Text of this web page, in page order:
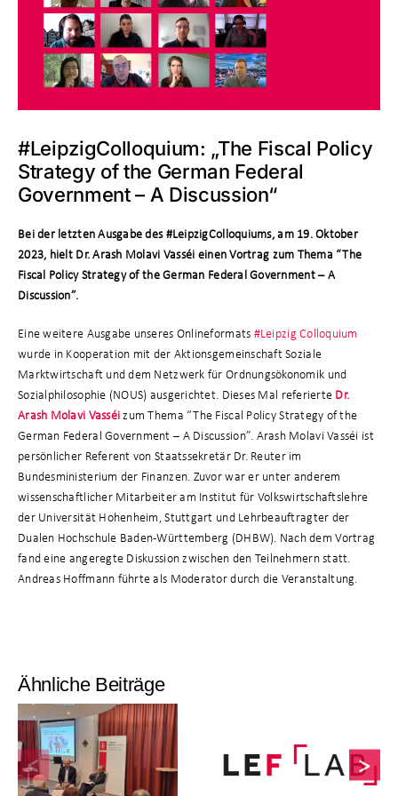
#LeipzigColloquium: „The Fiscal Policy
Strategy of the German Federal
Government – A Discussion“
Bei der letzten Ausgabe des #LeipzigColloquiums, am 19. Oktober
2023, hielt Dr. Arash Molavi Vasséi einen Vortrag zum Thema “The
Fiscal Policy Strategy of the German Federal Government – A
Discussion”.
Eine weitere Ausgabe unseres Onlineformats #Leipzig Colloquium
wurde in Kooperation mit der Aktionsgemeinschaft Soziale
Marktwirtschaft und dem Netzwerk für Ordnungsökonomik und
Sozialphilosophie (NOUS) ausgerichtet. Dieses Mal referierte Dr.
Arash Molavi Vasséizum Thema “The Fiscal Policy Strategy of the
German Federal Government – A Discussion”. Arash Molavi Vasséi ist
persönlicher Referent von Staatssekretär Dr. Reuter im
Bundesministerium der Finanzen. Zuvor war er unter anderem
wissenschaftlicher Mitarbeiter am Institut für Volkswirtschaftslehre
der Universität Hohenheim, Stuttgart und Lehrbeauftragter der
Dualen Hochschule Baden-Württemberg (DHBW). Nach dem Vortrag
fand eine angeregte Diskussion zwischen den Teilnehmern statt.
Andreas Hoffmann führte als Moderator durch die Veranstaltung.
Ähnliche Beiträge
4. LEF LAB mit
Dr. Marco
3. LEF LAB
dem